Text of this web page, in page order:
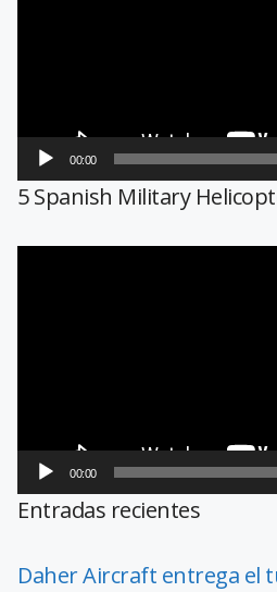
00:00
5 Spanish Military
00:00
Entradas recientes
Daher Aircraft entrega el